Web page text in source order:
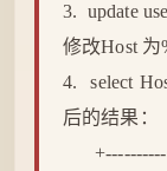
3. update
修改Host 为
4. select
后的结果：
+-----------